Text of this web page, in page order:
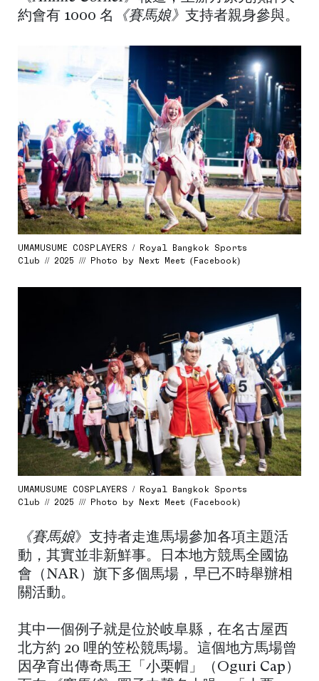
約會有 1000 名
《賽馬娘》 支持者親身參與。
UMAMUSUME COSPLAYERS / Royal Bangkok Sports
Club // 2025 /// Photo by Next Meet (Facebook)
UMAMUSUME COSPLAYERS / Royal Bangkok Sports
Club // 2025 /// Photo by Next Meet (Facebook)
《賽馬娘》支持者走進馬場參加各項主題活
動，其實並非新鮮事。日本地方競馬全國協
會（NAR）旗下多個馬場，早已不時舉辦相
關活動。
其中一個例子就是位於岐阜縣，在名古屋西
北方約 20 哩的笠松競馬場。這個地方馬場曾
因孕育出傳奇馬王「小栗帽」（Oguri Cap）